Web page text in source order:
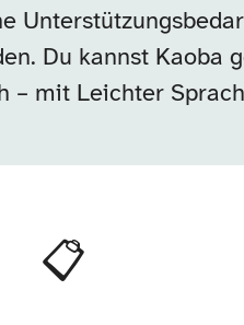
Du kannst
mit Leichter
📋